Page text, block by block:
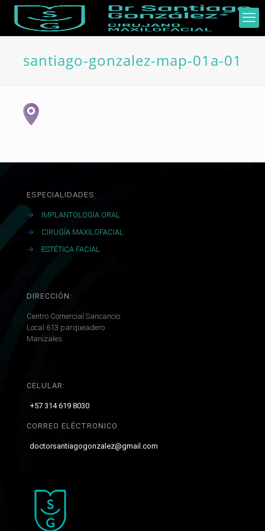
santiago-gonzalez-map-01a-01
ESPECIALIDADES:
→
IMPLANTOLOGIA ORAL
→
CIRUGÍA MAXILOFACIAL
→
ESTÉTICA FACIAL
DIRECCIÓN:
Centro Comercial Sancancio
Local 613 parqueadero
Manizales
CELULAR:
+57 314 619 8030
CORREO ELÉCTRONICO
doctorsantiagogonzalez@gmail.com